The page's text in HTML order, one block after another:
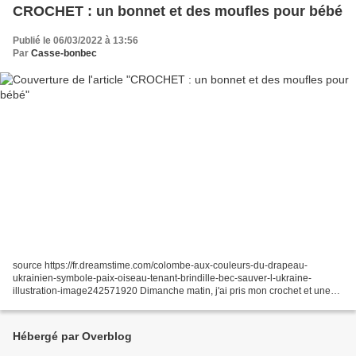
CROCHET : un bonnet et des moufles pour bébé
Publié le 06/03/2022 à 13:56
Par Casse-bonbec
source https://fr.dreamstime.com/colombe-aux-couleurs-du-drapeau-
ukrainien-symbole-paix-oiseau-tenant-brindille-bec-sauver-l-ukraine-
illustration-image242571920 Dimanche matin, j'ai pris mon crochet et une
Hébergé par Overblog